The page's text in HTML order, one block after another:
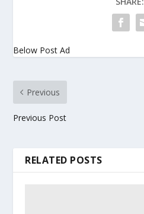
Below Post Ad
Previous
Previous Post
RELATED POSTS